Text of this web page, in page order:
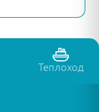
Теплоход